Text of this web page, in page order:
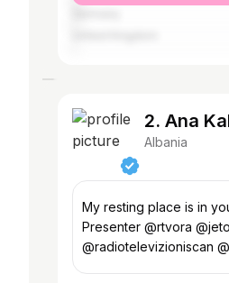
2. Ana
Albania
My resting place is in your
Presenter @rtvora
@radiotelevizioniscan